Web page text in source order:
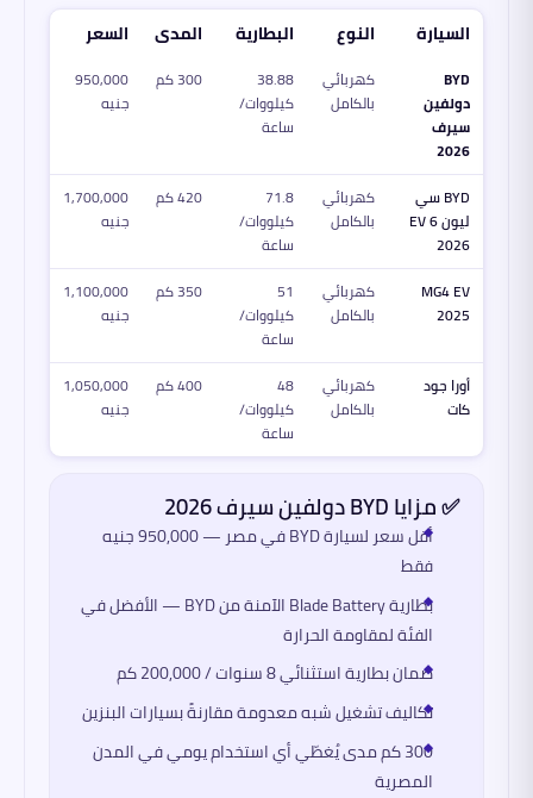
السيارة النوع البطارية المدى السعر
BYD
دولفين
سيرف
2026
كهربائي
بالكامل
38.88
كيلووات/
ساعة
300 كم
950,000
جنيه
BYD سي
ليون 6 EV
2026
كهربائي
بالكامل
71.8
كيلووات/
ساعة
420 كم
1,700,000
جنيه
MG4 EV
2025
كهربائي
بالكامل
51
كيلووات/
ساعة
350 كم
1,100,000
جنيه
أورا جود
كات
كهربائي
بالكامل
48
كيلووات/
ساعة
400 كم
1,050,000
جنيه
✅ مزايا BYD دولفين سيرف 2026
أقل سعر لسيارة BYD في مصر — 950,000 جنيه
فقط
بطارية Blade Battery الآمنة من BYD — الأفضل في
الفئة لمقاومة الحرارة
ضمان بطارية استثنائي 8 سنوات / 200,000 كم
تكاليف تشغيل شبه معدومة مقارنةً بسيارات البنزين
300 كم مدى يُغطّي أي استخدام يومي في المدن
المصرية